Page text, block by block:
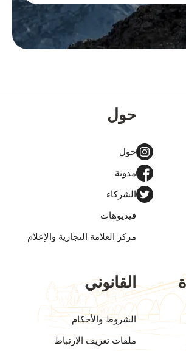
حول
حول
مدونة
الشركاء
فيديوهات
مركز العلامة التجارية والإعلام
القانوني
الشروط والأحكام
ملفات تعريف الارتباط